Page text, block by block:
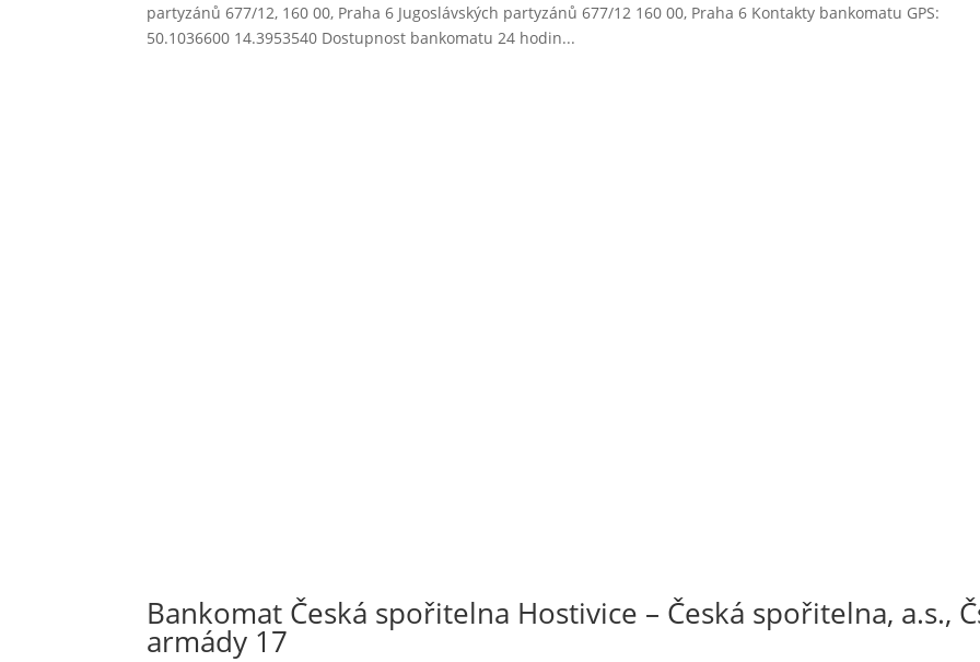
partyzánů 677/12, 160 00, Praha 6 Jugoslávských partyzánů 677/12 160 00, Praha 6 Kontakty bankomatu GPS:
50.1036600 14.3953540 Dostupnost bankomatu 24 hodin...
Bankomat Česká spořitelna Hostivice – Česká spořitelna, a.s.,
armády 17